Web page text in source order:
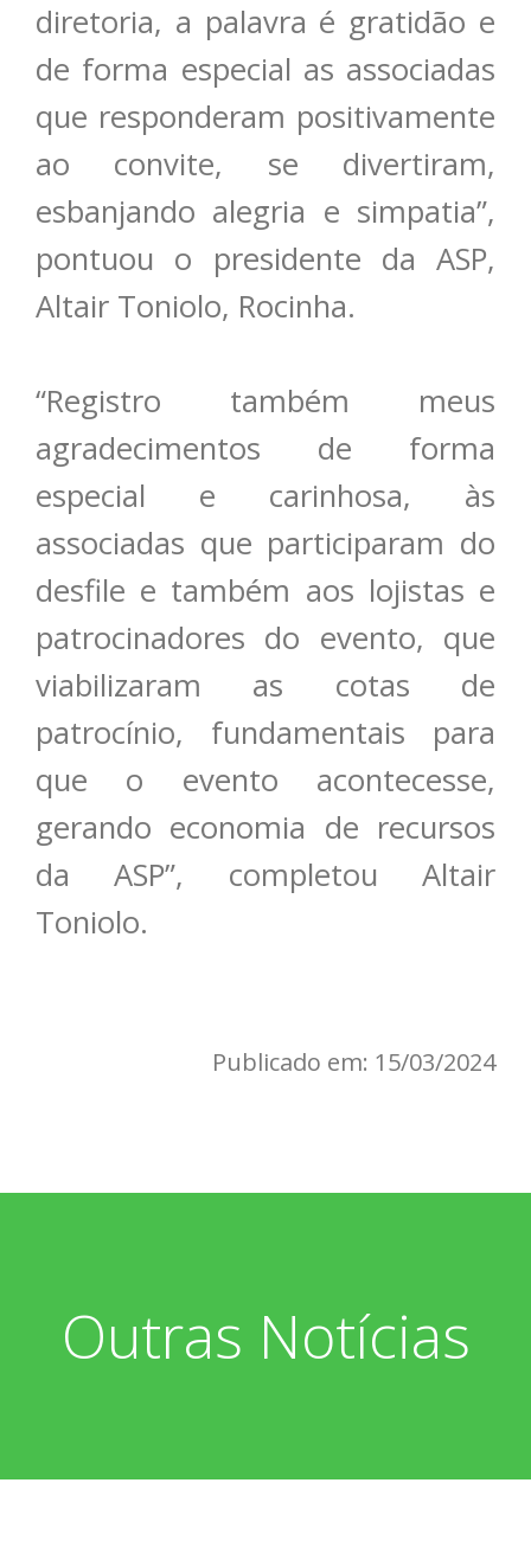
diretoria, a palavra é gratidão e
de forma especial as associadas
que responderam positivamente
ao convite, se divertiram,
esbanjando alegria e simpatia”,
pontuou o presidente da ASP,
Altair Toniolo, Rocinha.
“Registro também meus
agradecimentos de forma
especial e carinhosa, às
associadas que participaram do
desfile e também aos lojistas e
patrocinadores do evento, que
viabilizaram as cotas de
patrocínio, fundamentais para
que o evento acontecesse,
gerando economia de recursos
da ASP”, completou Altair
Toniolo.
Publicado em: 15/03/2024
Outras Notícias